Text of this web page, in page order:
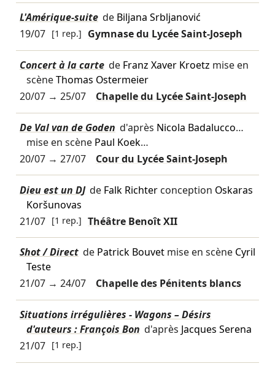
L'Amérique-suite de Biljana Srbljanović
19/07 [1 rep.] Gymnase du Lycée Saint-Joseph
Concert à la carte de Franz Xaver Kroetz mise en
scèneThomas Ostermeier
20/07→ 25/07 Chapelle du Lycée Saint-Joseph
De Val van de Goden d'après Nicola Badalucco…
mise en scène Paul Koek…
20/07→ 27/07 Cour du Lycée Saint-Joseph
Dieu est un DJ de Falk Richterconception Oskaras
Koršunovas
21/07 [1 rep.] Théâtre Benoît XII
Shot / Direct de Patrick Bouvetmise en scène Cyril
Teste
21/07→ 24/07 Chapelle des Pénitents blancs
Situations irrégulières - Wagons – Désirs
d'auteurs : François Bon d'après Jacques Serena
21/07 [1 rep.]